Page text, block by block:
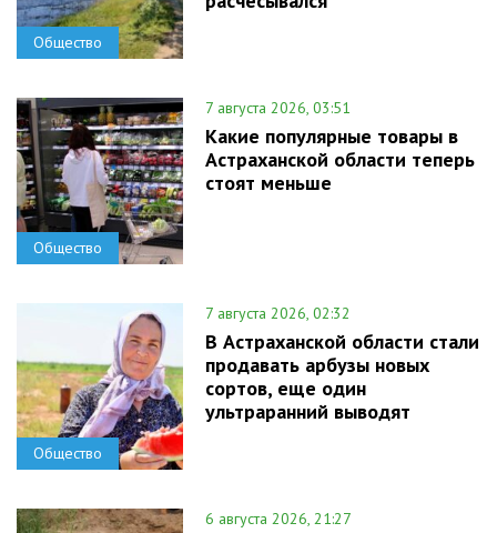
Общество
Общество
7 августа 2026, 03:51
Какие популярные товары в
Астраханской области теперь
стоят меньше
Общество
7 августа 2026, 02:32
В Астраханской области стали
продавать арбузы новых
сортов, еще один
ультраранний выводят
6 августа 2026, 21:27